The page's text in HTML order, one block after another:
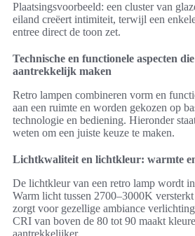
Plaatsingsvoorbeeld: een cluster van
eiland creëert intimiteit, terwijl een
entree direct de toon zet.
Technische en functionele aspecten
aantrekkelijk maken
Retro lampen combineren vorm en
aan een ruimte en worden gekozen op
technologie en bediening. Hieronder
weten om een juiste keuze te maken.
Lichtkwaliteit en lichtkleur: warmte
De lichtkleur van een retro lamp wordt
Warm licht tussen 2700–3000K
zorgt voor gezellige ambiance
CRI van boven de 80 tot 90 maakt